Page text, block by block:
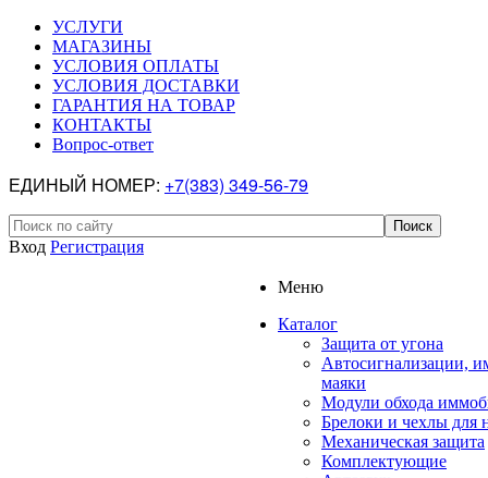
УСЛУГИ
МАГАЗИНЫ
УСЛОВИЯ ОПЛАТЫ
УСЛОВИЯ ДОСТАВКИ
ГАРАНТИЯ НА ТОВАР
КОНТАКТЫ
Вопрос-ответ
ЕДИНЫЙ НОМЕР: +7(383) 349-56-79
Вход Регистрация
Меню
Каталог
Защита от угона
Автосигнализации,
маяки
Модули обхода
Брелоки и чехлы для
Механическая защита
Комплектующие